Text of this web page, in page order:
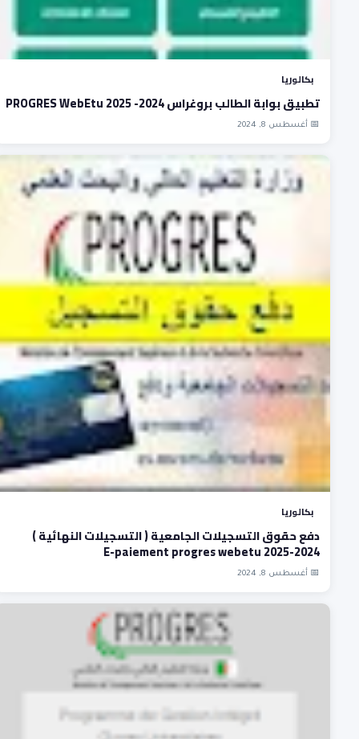
بكالوريا
تطبيق بوابة الطالب بروغراس 2024- 2025 PROGRES WebEtu
📅 أغسطس 8, 2024
بكالوريا
دفع حقوق التسجيلات الجامعية ( التسجيلات النهائية )
2024-2025 E-paiement progres webetu
📅 أغسطس 8, 2024